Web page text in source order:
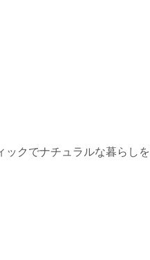
クでナチュラルな暮らし